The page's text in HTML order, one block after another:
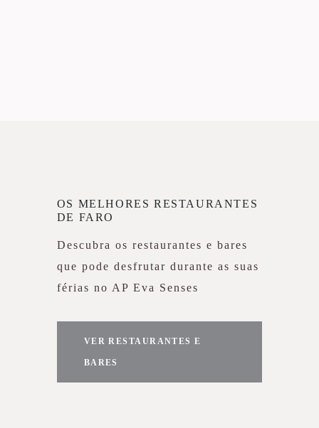
OS MELHORES RESTAURANTES
DE FARO
Descubra os restaurantes e bares
que pode desfrutar durante as suas
férias no AP Eva Senses
VER RESTAURANTES E
BARES